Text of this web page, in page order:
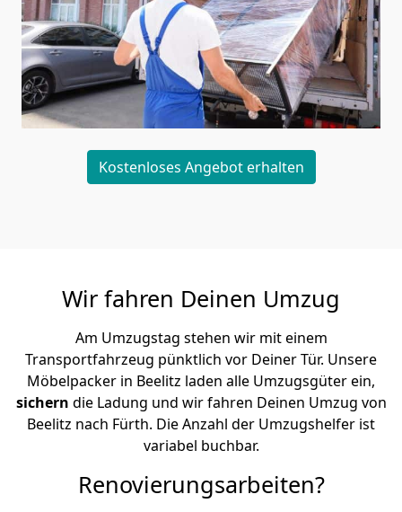
Kostenloses Angebot erhalten
Wir fahren Deinen Umzug
Am Umzugstag stehen wir mit einem
Transportfahrzeug pünktlich vor Deiner Tür. Unsere
Möbelpacker in Beelitz laden alle Umzugsgüter ein,
sichern die Ladung und wir fahren Deinen Umzug von
Beelitz nach Fürth. Die Anzahl der Umzugshelfer ist
variabel buchbar.
Renovierungsarbeiten?